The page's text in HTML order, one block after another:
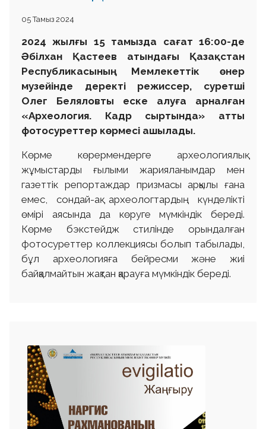
05 Тамыз 2024
2024 жылғы 15 тамызда сағат 16:00-де
Әбілхан Қастеев атындағы Қазақстан
Республикасының Мемлекеттік өнер
музейінде деректі режиссер, суретші
Олег Беляловты еске алуға арналған
«Археология. Кадр сыртында» атты
фотосуреттер көрмесі ашылады.
Көрме көрермендерге археологиялық
жұмыстарды ғылыми жарияланымдар мен
газеттік репортаждар призмасы арқылы ғана
емес, сондай-ақ археологтардың күнделікті
өмірі аясында да көруге мүмкіндік береді.
Көрме бэкстейдж стилінде орындалған
фотосуреттер коллекциясы болып табылады,
бұл археологияға бейресми және жиі
байқалмайтын жақтан қарауға мүмкіндік береді.